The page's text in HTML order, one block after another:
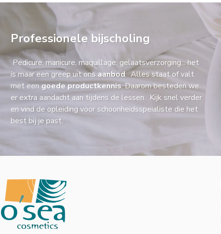
Professionele bijscholing
Pedicure, manicure, maquillage, gelaatsverzorging... het
is maar een greep uit ons aanbod. Alles staat of valt
met eengoede productkennis. Daarom besteden we
er extra aandacht aan tijdens de lessen. Kijk snel verder
en vind de opleiding voor schoonheidsspeialiste die het
best bij je past.